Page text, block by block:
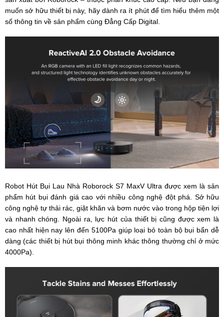
muốn sở hữu thiết bị này, hãy dành ra ít phút để tìm hiểu thêm một
số thông tin về sản phẩm cùng Đẳng Cấp Digital.
Robot Hút Bụi Lau Nhà Roborock S7 MaxV Ultra được xem là sản
phẩm hút bụi đánh giá cao với nhiều công nghệ đột phá. Sở hữu
công nghệ tự thải rác, giặt khăn và bơm nước vào trong hộp tiện lợi
và nhanh chóng. Ngoài ra, lực hút của thiết bị cũng được xem là
cao nhất hiện nay lên đến 5100Pa giúp loại bỏ toàn bộ bụi bẩn dễ
dàng (các thiết bị hút bụi thông minh khác thông thường chỉ ở mức
4000Pa).